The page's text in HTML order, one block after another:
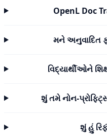
OpenL Doc
મને અનુવાદિત
વિદ્યાર્થીઓને
શું તમે નોન-
શું હું